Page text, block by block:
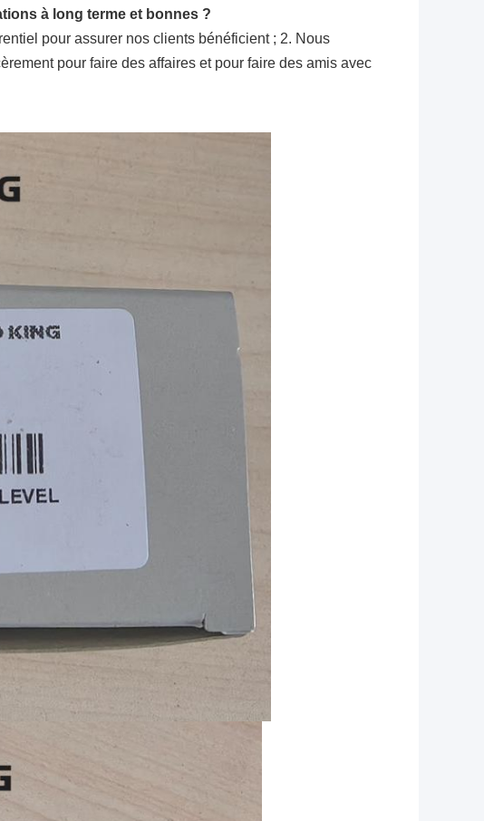
à long terme et bonnes ?
pour assurer nos clients bénéficient ; 2. Nous
pour faire des affaires et pour faire des amis avec